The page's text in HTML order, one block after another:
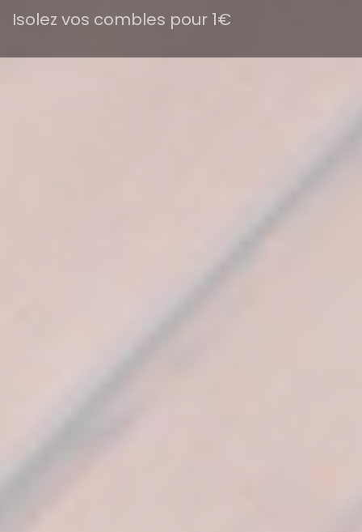
Isolez vos combles pour 1€